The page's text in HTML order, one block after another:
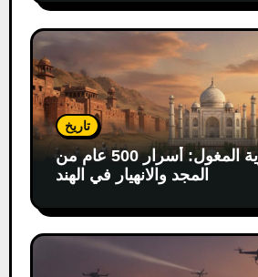
تاريخ
إمبراطورية المغول: أسرار 500 عام من
المجد والانهيار في الهند